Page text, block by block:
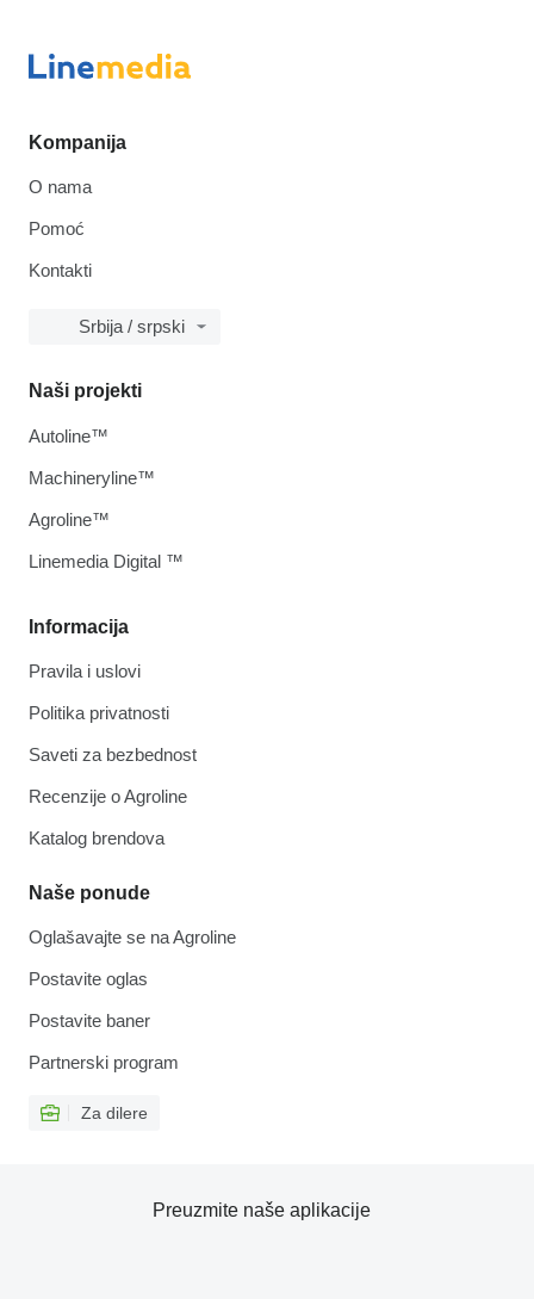
Kompanija
O nama
Pomoć
Kontakti
Srbija / srpski
Informacija
Pravila i uslovi
Politika privatnosti
Saveti za bezbednost
Recenzije o Agroline
Katalog brendova
Naše ponude
Oglašavajte se na Agroline
Postavite oglas
Postavite baner
Partnerski program
Za dilere
Naši projekti
Autoline™
Machineryline™
Agroline™
Linemedia Digital ™
Preuzmite naše aplikacije